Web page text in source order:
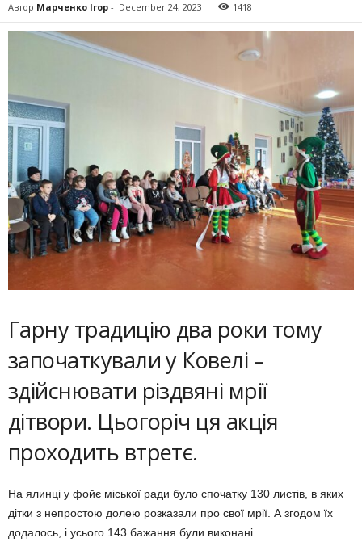
Автор Марченко Ігор - December 24, 2023 1418
Гарну традицію два роки тому
започаткували у Ковелі –
здійснювати різдвяні мрії
дітвори. Цьогоріч ця акція
проходить втретє.
На ялинці у фойє міської ради було спочатку 130 листів, в яких
дітки з непростою долею розказали про свої мрії. А згодом їх
додалось, і усього 143 бажання були виконані.